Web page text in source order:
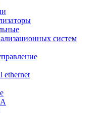
систем
ethernet